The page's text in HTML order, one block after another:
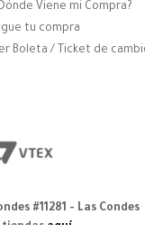
Viene mi Compra?
tu compra
Boleta / Ticket de
#11281 - Las Condes
tiendas aquí